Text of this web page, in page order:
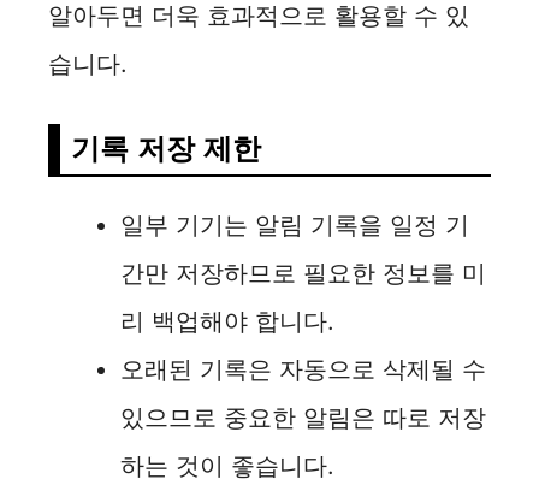
알아두면 더욱 효과적으로 활용할 수 있
습니다.
기록 저장 제한
일부 기기는 알림 기록을 일정 기
간만 저장하므로 필요한 정보를 미
리 백업해야 합니다.
오래된 기록은 자동으로 삭제될 수
있으므로 중요한 알림은 따로 저장
하는 것이 좋습니다.